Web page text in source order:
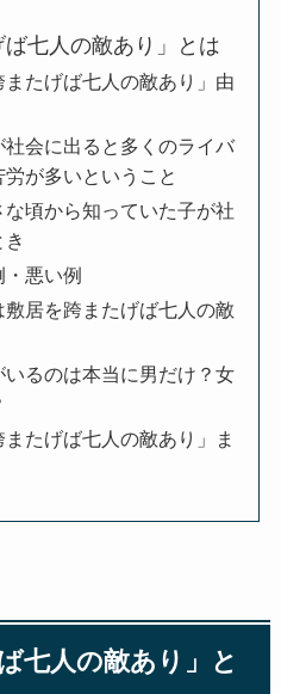
ば七人の敵あり」とは
またげば七人の敵あり」由
社会に出ると多くのライバ
労が多いということ
な頃から知っていた子が社
・悪い例
敷居を跨またげば七人の敵
いるのは本当に男だけ？女
またげば七人の敵あり」ま
七人の敵あり」と